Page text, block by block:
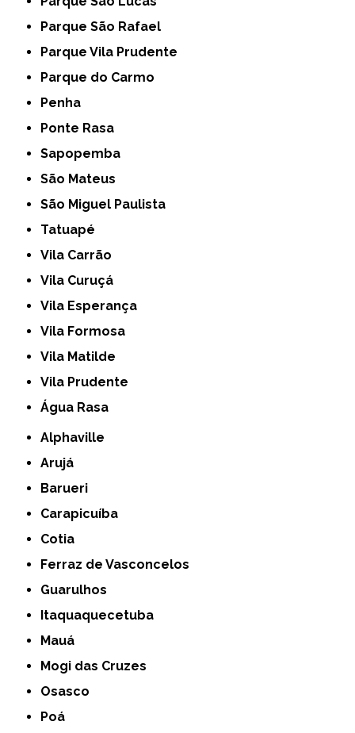
Parque São Rafael
Parque Vila Prudente
Parque do Carmo
Penha
Ponte Rasa
Sapopemba
São Mateus
São Miguel Paulista
Tatuapé
Vila Carrão
Vila Curuçá
Vila Esperança
Vila Formosa
Vila Matilde
Vila Prudente
Água Rasa
Alphaville
Arujá
Barueri
Carapicuíba
Cotia
Ferraz de Vasconcelos
Guarulhos
Itaquaquecetuba
Mauá
Mogi das Cruzes
Osasco
Poá